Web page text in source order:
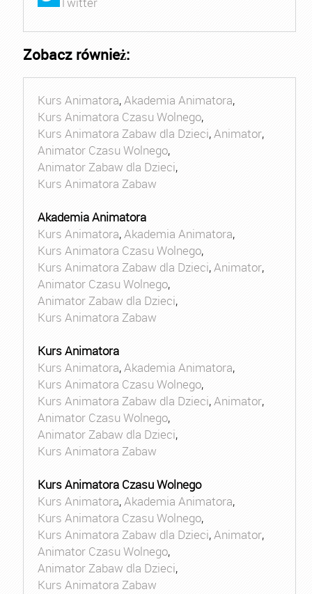
Zobacz również:
Kurs Animatora,Akademia Animatora,
Kurs Animatora Czasu Wolnego,
Kurs Animatora Zabaw dla Dzieci,Animator,
Animator Czasu Wolnego,
Animator Zabaw dla Dzieci,
Kurs Animatora Zabaw
Akademia Animatora
Kurs Animatora,Akademia Animatora,
Kurs Animatora Czasu Wolnego,
Kurs Animatora Zabaw dla Dzieci,Animator,
Animator Czasu Wolnego,
Animator Zabaw dla Dzieci,
Kurs Animatora Zabaw
Kurs Animatora
Kurs Animatora,Akademia Animatora,
Kurs Animatora Czasu Wolnego,
Kurs Animatora Zabaw dla Dzieci,Animator,
Animator Czasu Wolnego,
Animator Zabaw dla Dzieci,
Kurs Animatora Zabaw
Kurs Animatora Czasu Wolnego
Kurs Animatora,Akademia Animatora,
Kurs Animatora Czasu Wolnego,
Kurs Animatora Zabaw dla Dzieci,Animator,
Animator Czasu Wolnego,
Animator Zabaw dla Dzieci,
Kurs Animatora Zabaw